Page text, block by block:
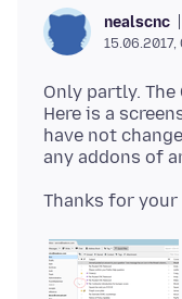
nealscnc
15.06.2017,
Only partly.
Here is a
have not